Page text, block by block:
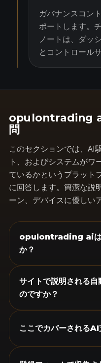
ガバナンスコン
ポートします。
ノートは、ダッ
とコントロール
opulontrading
問
このセクションでは、AI
ト、およびシステムがワ
ているかというプラット
に回答します。簡潔な説
ーン、デバイスに優しい
opulontrading aiは
か？
サイトで説明される自
のですか？
ここでカバーされる